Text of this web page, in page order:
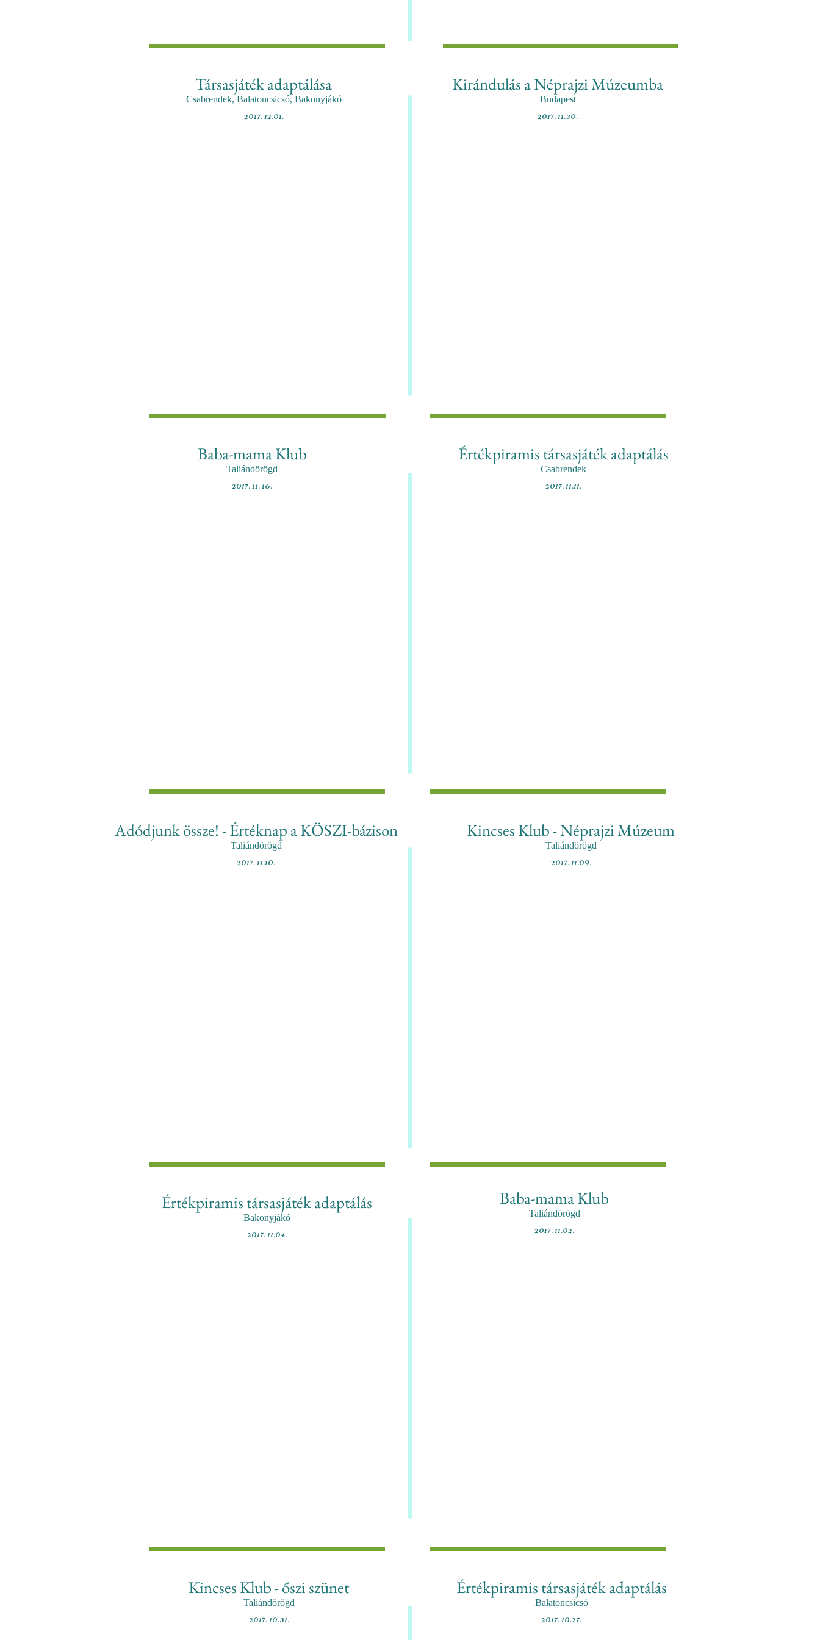
Társasjáték adaptálása
Csabrendek, Balatoncsicsó, Bakonyjákó
2017. 12.01.
Kirándulás a Néprajzi Múzeumba
Budapest
2017. 11.30.
Baba-mama Klub
Taliándörögd
2017. 11. 16.
Értékpiramis társasjáték adaptálás
Csabrendek
2017. 11.11.
Adódjunk össze! - Értéknap a KÖSZI-bázison
Taliándörögd
2017. 11.10.
Kincses Klub - Néprajzi Múzeum
Taliándörögd
2017. 11.09.
Értékpiramis társasjáték adaptálás
Bakonyjákó
2017. 11.04.
Baba-mama Klub
Taliándörögd
2017. 11.02.
Kincses Klub - őszi szünet
Taliándörögd
2017. 10.31.
Értékpiramis társasjáték adaptálás
Balatoncsicsó
2017. 10.27.